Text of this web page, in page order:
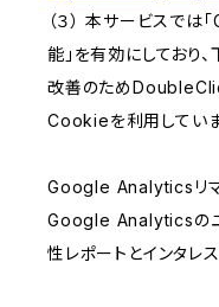
（３） 本サービスで
能」を有効にしており
改善のため
Cookieを利用していま
Google Analyticsリマ
Google Analyticsの
性レポートとインタレ